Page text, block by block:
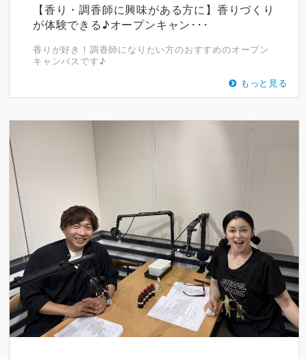
【香り・調香師に興味がある方に】香りづくり
が体験できる♪オープンキャン･･･
香りが好き！調香師になりたい方のおすすめのオープン
キャンパスです♪
もっと見る